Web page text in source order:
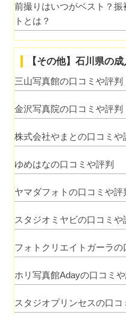
前撮りはいつがベスト？
トとは？
【その他】石川県の
三山写真館の口コミや評判
金沢写真院の口コミや評判
株式会社やまとの口コミや
ゆめはなの口コミや評判
ヤマダフォトの口コミや評
スタジオミヤビの口コミや
フォトクリエイトガーラの
ホリ写真館Adayの口コミや
スタジオプリンセスの口コ